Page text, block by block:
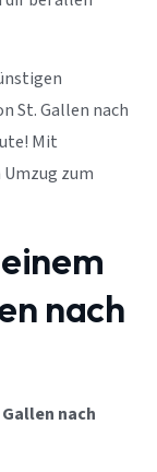
St. Gallen nach
Mit
Umzug zum
nach
nach